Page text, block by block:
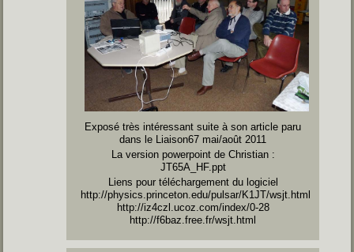
Exposé très intéressant suite à son article paru
dans le
Liaison67 mai/août 2011
La version powerpoint de Christian :
JT65A_HF.ppt
Liens pour téléchargement du logiciel
http://physics.princeton.edu/pulsar/K1JT/wsjt.html
http://iz4czl.ucoz.com/index/0-28
http://f6baz.free.fr/wsjt.html